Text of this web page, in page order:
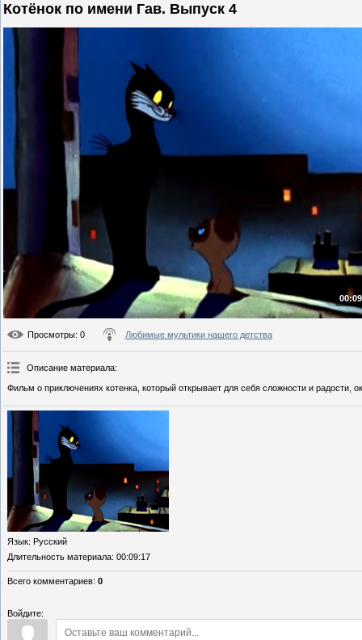
Котёнок по имени Гав. Выпуск 4
Просмотры: 0 Любимые мультики нашего детства
Описание материала:
Фильм о приключениях котенка, который открывает для себя сложности и радости,
Язык: Русский
Длительность материала: 00:09:17
Всего комментариев: 0
Войдите: